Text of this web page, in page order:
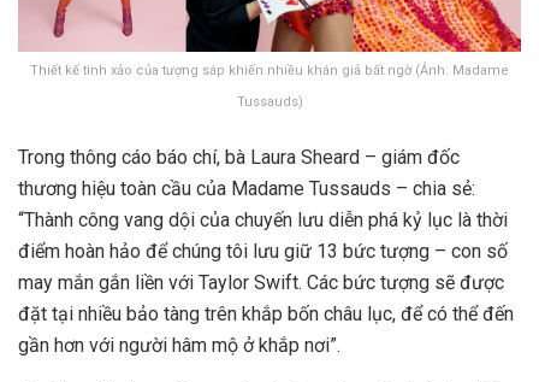
Thiết kế tinh xảo của tượng sáp khiến nhiều khán giả bất ngờ (Ảnh: Madame
Tussauds)
Trong thông cáo báo chí, bà Laura Sheard – giám đốc
thương hiệu toàn cầu của Madame Tussauds – chia sẻ:
“Thành công vang dội của chuyến lưu diễn phá kỷ lục là thời
điểm hoàn hảo để chúng tôi lưu giữ 13 bức tượng – con số
may mắn gắn liền với Taylor Swift. Các bức tượng sẽ được
đặt tại nhiều bảo tàng trên khắp bốn châu lục, để có thể đến
gần hơn với người hâm mộ ở khắp nơi”.